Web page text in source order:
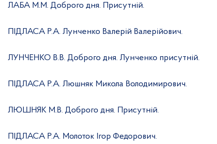
ЛАБА М.М. Доброго дня. Присутній.
ПІДЛАСА Р.А. Лунченко Валерій Валерійович.
ЛУНЧЕНКО В.В. Доброго дня. Лунченко присутній.
ПІДЛАСА Р.А. Люшняк Микола Володимирович.
ЛЮШНЯК М.В. Доброго дня. Присутній.
ПІДЛАСА Р.А. Молоток Ігор Федорович.